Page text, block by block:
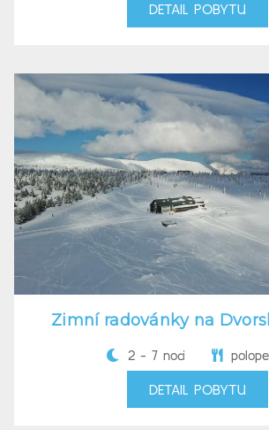
DETAIL POBYTU
Zimní radovánky na
2 - 7 nocí
DETAIL POBYTU